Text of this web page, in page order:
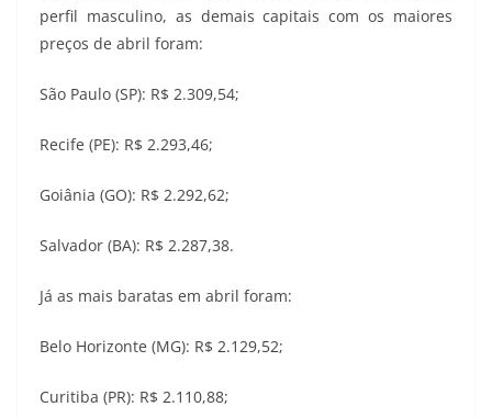
perfil masculino, as demais capitais com os maiores
preços de abril foram:
São Paulo (SP): R$ 2.309,54;
Recife (PE): R$ 2.293,46;
Goiânia (GO): R$ 2.292,62;
Salvador (BA): R$ 2.287,38.
Já as mais baratas em abril foram:
Belo Horizonte (MG): R$ 2.129,52;
Curitiba (PR): R$ 2.110,88;